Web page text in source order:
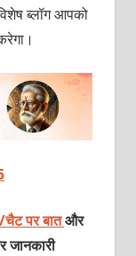
ब्लॉग आपको
चैट पर बातऔर
जानकारी